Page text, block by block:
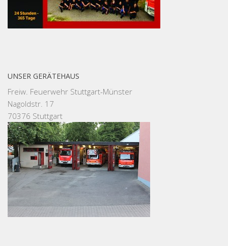
UNSER GERÄTEHAUS
Freiw. Feuerwehr Stuttgart-Münster
Nagoldstr. 17
70376 Stuttgart